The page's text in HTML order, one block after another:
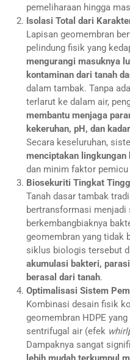
pemeliharaan hingga
Isolasi Total dari
Lapisan geomembran
pelindung fisik yang
mengurangi masuknya
kontaminan dari tanah
dalam tambak. Tanpa
terlarut ke dalam air,
membantu menjaga
kekeruhan, pH, dan
Secara keseluruhan,
menciptakan lingkungan
dan minim faktor
Biosekuriti Tingkat
Tanah dasar tambak
bertransformasi menjadi
berkembangbiaknya
geomembran yang tidak
siklus biologis tersebut
akumulasi bakteri,
berasal dari tanah.
Optimalisasi Sistem
Kombinasi desain fisik
geomembran HDPE
sentrifugal air (efek
Dampaknya sangat